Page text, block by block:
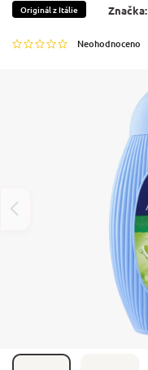
Originál z Itálie
Neohodnoceno
Značka: